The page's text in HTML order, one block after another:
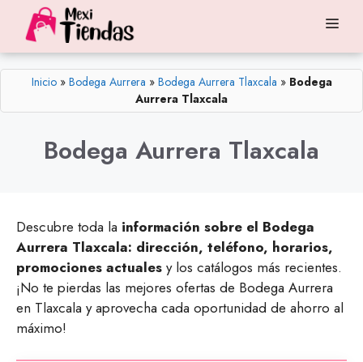
contenido
Inicio» Bodega Aurrera » Bodega Aurrera Tlaxcala » Bodega
Aurrera Tlaxcala
Bodega Aurrera Tlaxcala
Descubre toda la información sobre el Bodega
Aurrera Tlaxcala: dirección, teléfono, horarios,
promociones actuales y los catálogos más recientes.
¡No te pierdas las mejores ofertas de Bodega Aurrera
en Tlaxcala y aprovecha cada oportunidad de ahorro al
máximo!